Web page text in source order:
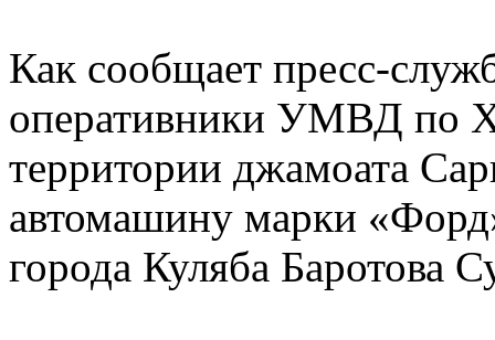
Как сообщает пресс-
оперативники УМВД по
территории джамоата
автомашину марки
города Куляба Баротова